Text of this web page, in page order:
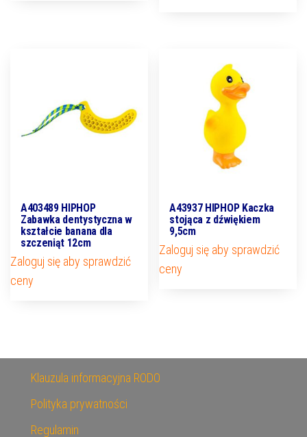
A403489 HIPHOP
Zabawka dentystyczna w
kształcie banana dla
szczeniąt 12cm
Zaloguj się aby sprawdzić
ceny
A43937 HIPHOP Kaczka
stojąca z dźwiękiem
9,5cm
Zaloguj się aby sprawdzić
ceny
Klauzula informacyjna RODO
Polityka prywatności
Regulamin